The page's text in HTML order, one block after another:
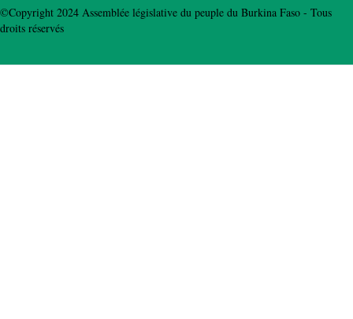
©Copyright 2024 Assemblée législative du peuple du Burkina Faso - Tous
droits réservés